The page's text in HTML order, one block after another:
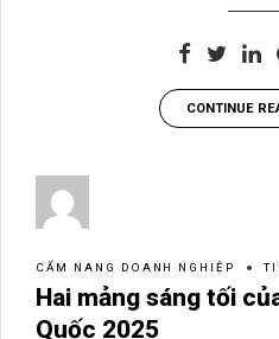
CONTINUE
CẨM NANG DOANH NGHIỆP
Hai mảng sáng tối
Quốc 2025